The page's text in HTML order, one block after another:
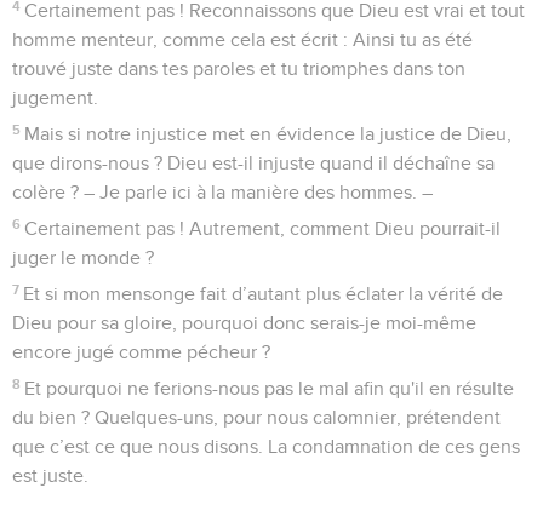
4 Certainement pas ! Reconnaissons que Dieu est vrai et tout
homme menteur, comme cela est écrit : Ainsi tu as été
trouvé juste dans tes paroles et tu triomphes dans ton
jugement.
5 Mais si notre injustice met en évidence la justice de Dieu,
que dirons-nous ? Dieu est-il injuste quand il déchaîne sa
colère ? – Je parle ici à la manière des hommes. –
6 Certainement pas ! Autrement, comment Dieu pourrait-il
juger le monde ?
7 Et si mon mensonge fait d’autant plus éclater la vérité de
Dieu pour sa gloire, pourquoi donc serais-je moi-même
encore jugé comme pécheur ?
8 Et pourquoi ne ferions-nous pas le mal afin qu'il en résulte
du bien ? Quelques-uns, pour nous calomnier, prétendent
que c’est ce que nous disons. La condamnation de ces gens
est juste.